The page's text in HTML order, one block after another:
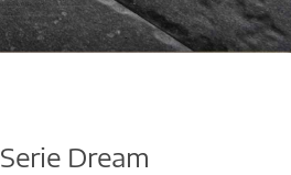
Serie Dream